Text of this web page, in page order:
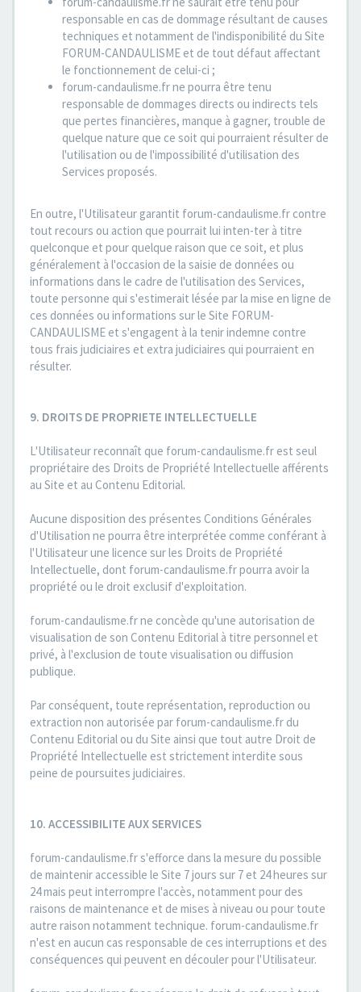
responsable en cas de dommage résultant de causes
techniques et notamment de l'indisponibilité du Site
FORUM-CANDAULISME et de tout défaut affectant
le fonctionnement de celui-ci ;
forum-candaulisme.fr ne pourra être tenu
responsable de dommages directs ou indirects tels
que pertes financières, manque à gagner, trouble de
quelque nature que ce soit qui pourraient résulter de
l'utilisation ou de l'impossibilité d'utilisation des
Services proposés.
En outre, l'Utilisateur garantit forum-candaulisme.fr contre
tout recours ou action que pourrait lui inten-ter à titre
quelconque et pour quelque raison que ce soit, et plus
généralement à l'occasion de la saisie de données ou
informations dans le cadre de l'utilisation des Services,
toute personne qui s'estimerait lésée par la mise en ligne de
ces données ou informations sur le Site FORUM-
CANDAULISME et s'engagent à la tenir indemne contre
tous frais judiciaires et extra judiciaires qui pourraient en
résulter.
9. DROITS DE PROPRIETE INTELLECTUELLE
L'Utilisateur reconnaît que forum-candaulisme.fr est seul
propriétaire des Droits de Propriété Intellectuelle afférents
au Site et au Contenu Editorial.
Aucune disposition des présentes Conditions Générales
d'Utilisation ne pourra être interprétée comme conférant à
l'Utilisateur une licence sur les Droits de Propriété
Intellectuelle, dont forum-candaulisme.fr pourra avoir la
propriété ou le droit exclusif d'exploitation.
forum-candaulisme.fr ne concède qu'une autorisation de
visualisation de son Contenu Editorial à titre personnel et
privé, à l'exclusion de toute visualisation ou diffusion
publique.
Par conséquent, toute représentation, reproduction ou
extraction non autorisée par forum-candaulisme.fr du
Contenu Editorial ou du Site ainsi que tout autre Droit de
Propriété Intellectuelle est strictement interdite sous
peine de poursuites judiciaires.
10. ACCESSIBILITE AUX SERVICES
forum-candaulisme.fr s'efforce dans la mesure du possible
de maintenir accessible le Site 7 jours sur 7 et 24 heures sur
24 mais peut interrompre l'accès, notamment pour des
raisons de maintenance et de mises à niveau ou pour toute
autre raison notamment technique. forum-candaulisme.fr
n'est en aucun cas responsable de ces interruptions et des
conséquences qui peuvent en découler pour l'Utilisateur.